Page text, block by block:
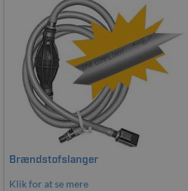
Brændstofslanger
Klik for at se mere